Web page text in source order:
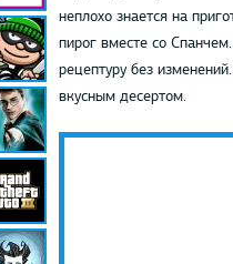
неплохо знается на
пирог вместе со
рецептуру без
вкусным десертом.